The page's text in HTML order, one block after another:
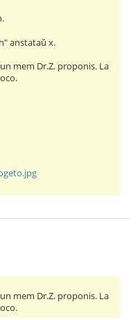
anstataŭ x.
mem Dr.Z. proponis. La
mem Dr.Z. proponis. La